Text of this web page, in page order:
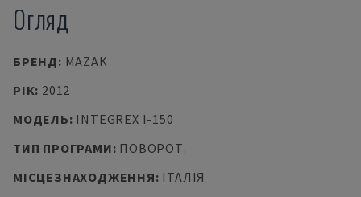
Огляд
БРЕНД: MAZAK
РІК: 2012
МОДЕЛЬ: INTEGREX I-150
ТИП ПРОГРАМИ: ПОВОРОТ.
МІСЦЕЗНАХОДЖЕННЯ: ІТАЛІЯ